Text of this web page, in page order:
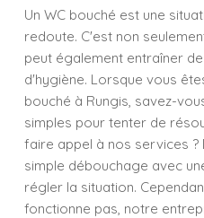
Un WC bouché est une
redoute. C'est non
peut également entraîner
d'hygiène. Lorsque vous
bouché à Rungis, savez-
simples pour tenter de
faire appel à nos services ?
simple débouchage avec
régler la situation.
fonctionne pas, notre